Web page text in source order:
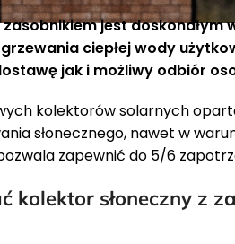
zasobnikiem jest
ciepłej wody
jak i możliwy odbiór
kolektorów solarnych
słonecznego, nawet w
zapewnić do 5/6
kolektor słoneczny z